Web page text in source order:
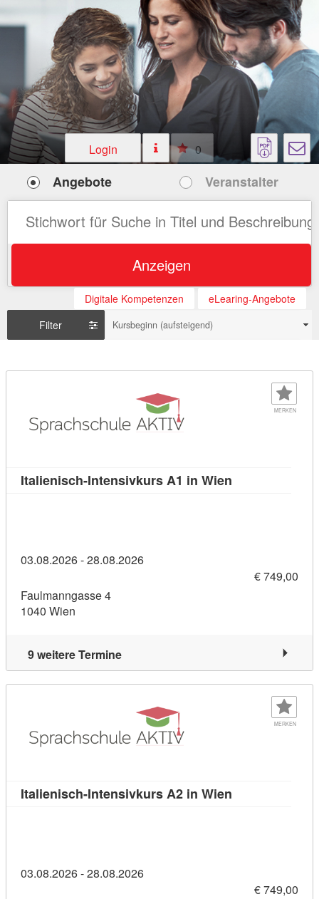
Login 0
Angebote Veranstalter
Anzeigen
Digitale Kompetenzen
eLearing-Angebote
Filter
Kursbeginn (aufsteigend)
MERKEN
Italienisch-Intensivkurs A1 in Wien
03.08.2026 - 28.08.2026
€ 749,00
Faulmanngasse 4
1040 Wien
9 weitere Termine
MERKEN
Italienisch-Intensivkurs A2 in Wien
03.08.2026 - 28.08.2026
€ 749,00